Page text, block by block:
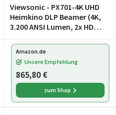
Viewsonic - PX701-4K UHD
Heimkino DLP Beamer (4K,
3.200 ANSI Lumen, 2x HDMI,
optischer Zoom, HDR)
Weiß
Amazon.de
Unsere Empfehlung
865,80 €
zum Shop